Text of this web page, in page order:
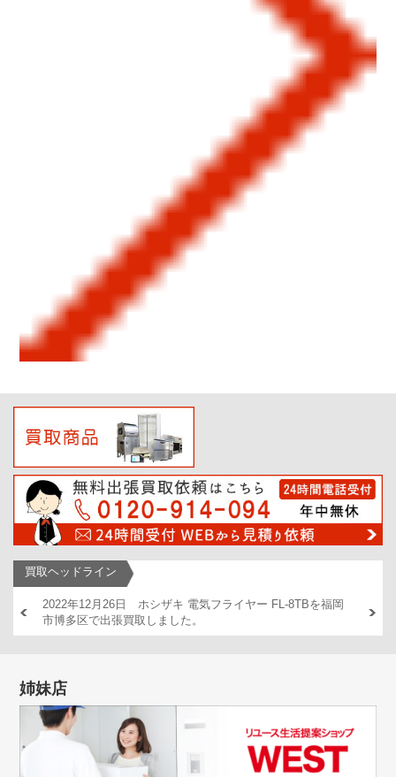
買取ヘッドライン
2022年12月26日 ホシザキ 電気フライヤー FL-8TBを福岡
市博多区で出張買取しました。
出張買
姉妹店